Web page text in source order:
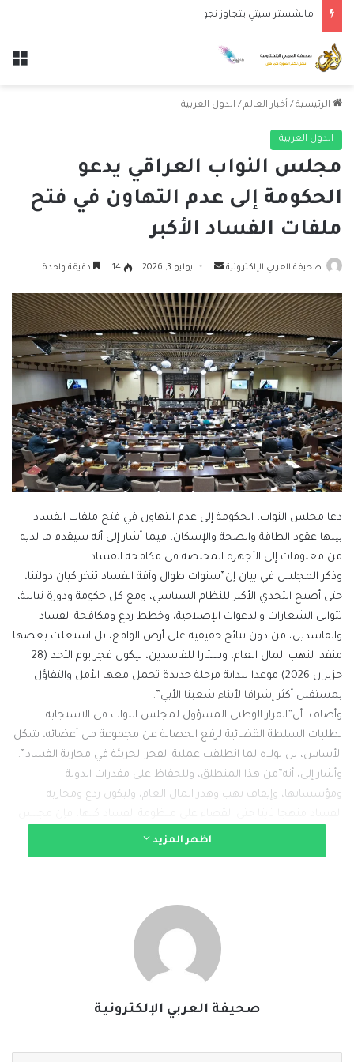
الرئيسية / أخبار العالم / الدول العربية
الدول العربية
مجلس النواب العراقي يدعو
الحكومة إلى عدم التهاون في فتح
ملفات الفساد الأكبر
صحيفة العربي الإلكترونية
أرسل
إلكترونيا
يوليو 3, 2026 14 دقيقة واحدة
دعا مجلس النواب، الحكومة إلى عدم التهاون في فتح ملفات الفساد
بينها عقود الطاقة والصحة والإسكان، فيما أشار إلى أنه سيقدم ما لديه
من معلومات إلى الأجهزة المختصة في مكافحة الفساد.
وذكر المجلس في بيان إن”سنوات طوال وآفة الفساد تنخر كيان دولتنا،
حتى أصبح التحدي الأكبر للنظام السياسي، ومع كل حكومة ودورة نيابية،
تتوالى الشعارات والدعوات الإصلاحية، وخطط ردع ومكافحة الفساد
والفاسدين، من دون نتائج حقيقية على أرض الواقع، بل استغلت بعضها
منفذا لنهب المال العام، وستارا للفاسدين، ليكون فجر يوم الأحد (28
حزيران 2026) موعدا لبداية مرحلة جديدة تحمل معها الأمل والتفاؤل
بمستقبل أكثر إشراقا لأبناء شعبنا الأبي”.
وأضاف، أن”القرار الوطني المسؤول لمجلس النواب في الاستجابة
لطلبات السلطة القضائية لرفع الحصانة عن مجموعة من أعضائه، شكل
الأساس، بل لولاه لما انطلقت عملية الفجر الجريئة في محاربة الفساد”.
وأشار إلى، أنه”من هذا المنطلق، وللحفاظ على مقدرات الدولة
ومؤسساتها، وإيقاف نهب وهدر المال العام، وليكون ردع ومحاربة
النواب يطالب ويلزم الحكومة بالمضي قدما، وعدم التهاون في فتح
ملفات الفساد الأكبر والأكثر خطورة ونهبا للمال العام، وضمن مدد زمنية
القرن)، كأكبر قضايا الفساد والاختلاس في تاريخ العراق.
ثانيا: ملف فساد الطاقة، ومنها إنفاق الموازنات الضخمة على عقود
الكهرباء التريليونية، والفساد الصارخ في منح المحطات الحكومية بصيغة
استثمار مجحفة وتغبن حق الدولة فضلا عن الاستمرار في الإخفاق في
ثالثا: قطاع الاستثمار، ومنها فساد وفوضى منح الإجازات الاستثمارية
المال العام.
اظهر المزيد
صحيفة العربي الإلكترونية